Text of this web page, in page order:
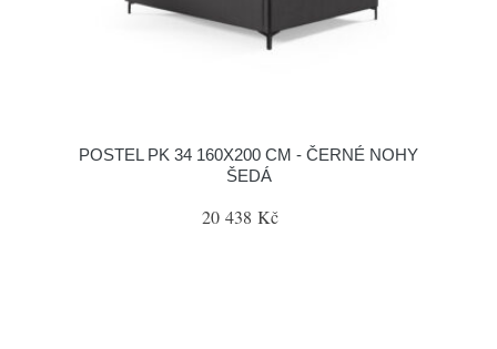
POSTEL PK 34 160X200 CM - ČERNÉ NOHY
ŠEDÁ
20 438 Kč